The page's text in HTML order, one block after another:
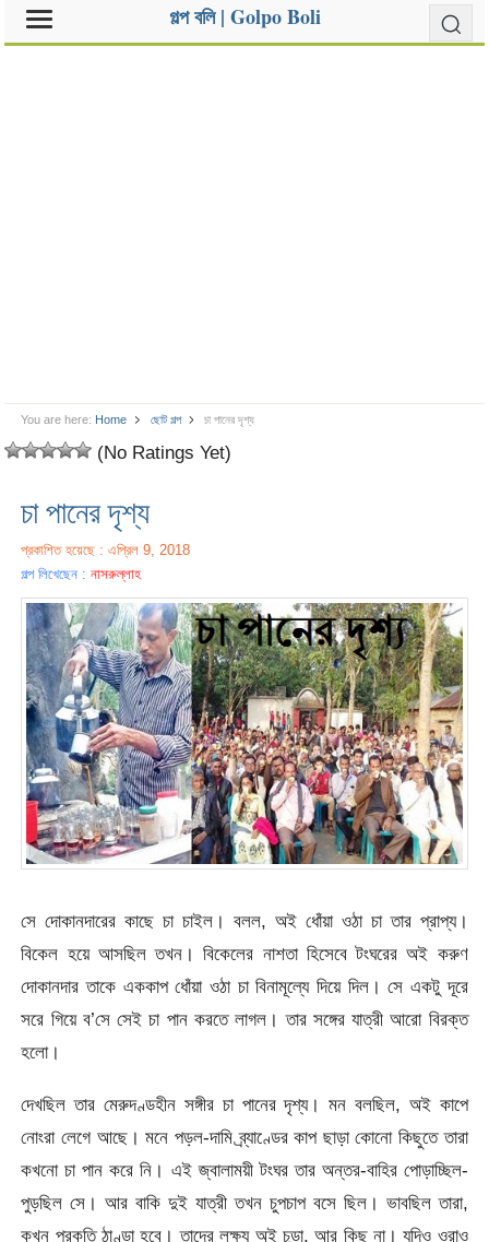
গল্প বলি | Golpo Boli
You are here: Home ছোট গল্প চা পানের দৃশ্য
(No Ratings Yet)
চা পানের দৃশ্য
প্রকাশিত হয়েছে : এপ্রিল 9, 2018
গল্প লিখেছেন :নাসরুল্লাহ
সে দোকানদারের কাছে চা চাইল। বলল, অই ধোঁয়া ওঠা চা তার প্রাপ্য।
বিকেল হয়ে আসছিল তখন। বিকেলের নাশতা হিসেবে টংঘরের অই করুণ
দোকানদার তাকে এককাপ ধোঁয়া ওঠা চা বিনামূল্যে দিয়ে দিল। সে একটু দূরে
সরে গিয়ে ব’সে সেই চা পান করতে লাগল। তার সঙ্গের যাত্রী আরো বিরক্ত
হলো।
দেখছিল তার মেরুদণ্ডহীন সঙ্গীর চা পানের দৃশ্য। মন বলছিল, অই কাপে
নোংরা লেগে আছে। মনে পড়ল-দামি ব্র্যাণ্ডের কাপ ছাড়া কোনো কিছুতে তারা
কখনো চা পান করে নি। এই জ্বালাময়ী টংঘর তার অন্তর-বাহির পোড়াচ্ছিল-
পুড়ছিল সে। আর বাকি দুই যাত্রী তখন চুপচাপ বসে ছিল। ভাবছিল তারা,
কখন প্রকৃতি ঠাণ্ডা হবে। তাদের লক্ষ্য অই চূড়া, আর কিছু না। যদিও ওরাও